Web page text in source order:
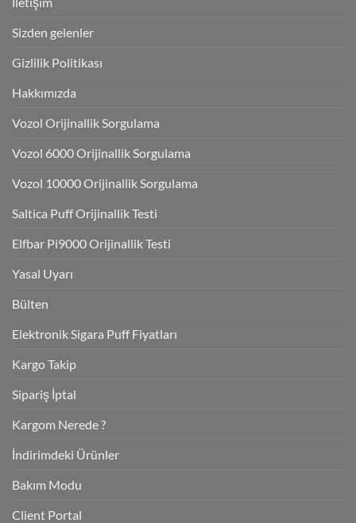
Sizden gelenler
Gizlilik Politikası
Hakkımızda
Vozol Orijinallik Sorgulama
Vozol 6000 Orijinallik Sorgulama
Vozol 10000 Orijinallik Sorgulama
Saltica Puff Orijinallik Testi
Elfbar Pi9000 Orijinallik Testi
Yasal Uyarı
Bülten
Elektronik Sigara Puff Fiyatları
Kargo Takip
Sipariş İptal
Kargom Nerede ?
İndirimdeki Ürünler
Bakım Modu
Client Portal